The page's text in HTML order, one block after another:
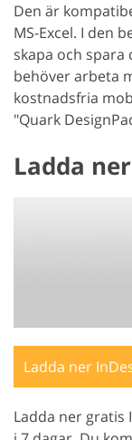
Den är
MS-Excel. I den
skapa och
behöver arbeta
kostnadsfria
"Quark
Ladda
Ladda ner
Ladda ner gratis